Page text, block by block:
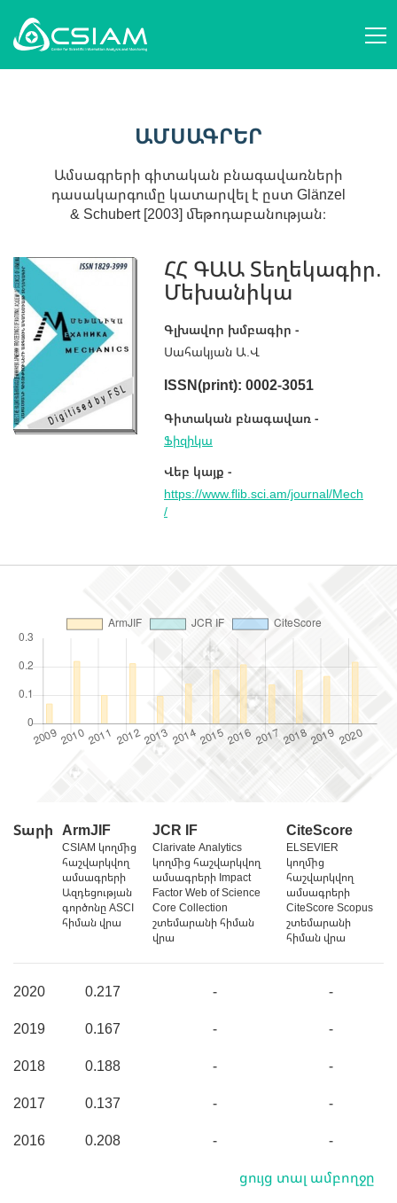
ԳԻՏԱԲԱՆՈՒԹՅԱՆ ՀԱՐՑԵՐ
ՀՐԱՊԱՐԱԿՈՒՄՆԵՐ
ԾՐԱԳՐԵՐ
ԻՐԱԴԱՐՁՈՒԹՅՈՒՆՆԵՐ
ԱՋԱԿՑԻՐ ՄԵԶ
ԿԱՊ ՄԵԶ ՀԵՏ
ԱՄՍԱԳՐԵՐ
Ամսագրերի գիտական բնագավառների
դասակարգումը կատարվել է ըստ Glänzel
& Schubert [2003] մեթոդաբանության։
ՀՀ ԳԱԱ Տեղեկագիր.
Մեխանիկա
Գլխավոր խմբագիր -
Սահակյան Ա.Վ
ISSN(print): 0002-3051
Գիտական բնագավառ -
Ֆիզիկա
Վեբ կայք -
https://www.flib.sci.am/journal/Mech
/
Տարի ArmJIF
CSIAM կողմից
հաշվարկվող
ամսագրերի
Ազդեցության
գործոնը ASCI
հիման վրա
JCR IF
Clarivate Analytics
կողմից հաշվարկվող
ամսագրերի Impact
Factor Web of Science
Core Collection
շտեմարանի հիման
վրա
CiteScore
ELSEVIER
կողմից
հաշվարկվող
ամսագրերի
CiteScore Scopus
շտեմարանի
հիման վրա
2020 0.217 -
-
2019
0.167 -
-
2018
0.188 -
-
2017
0.137 -
-
2016
0.208 -
-
ցույց տալ ամբողջը